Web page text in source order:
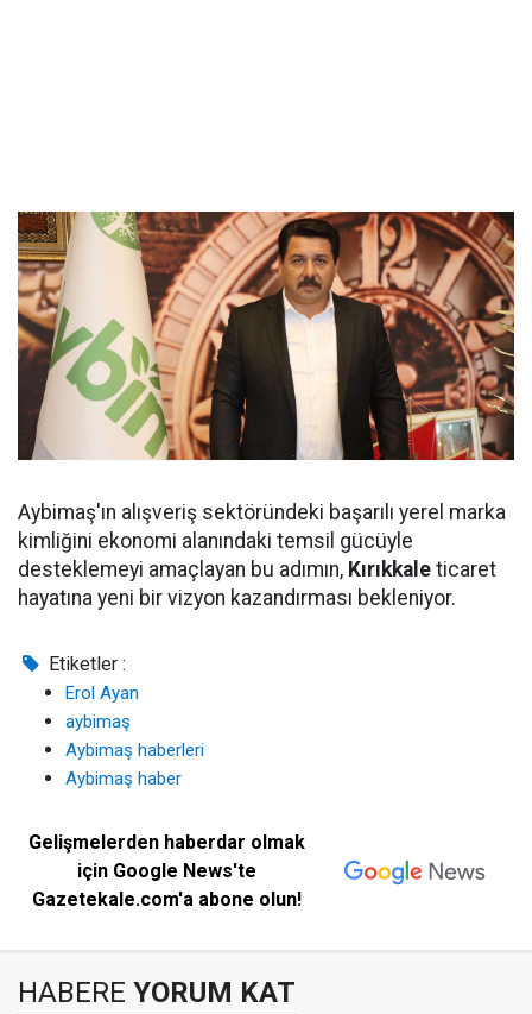
Aybimaş'ın alışveriş sektöründeki başarılı yerel marka
kimliğini ekonomi alanındaki temsil gücüyle
desteklemeyi amaçlayan bu adımın, Kırıkkale ticaret
hayatına yeni bir vizyon kazandırması bekleniyor.
Etiketler :
Erol Ayan
aybimaş
Aybimaş haberleri
Aybimaş haber
Gelişmelerden haberdar olmak
için Google News'te
Gazetekale.com'a abone olun!
HABERE YORUM KAT